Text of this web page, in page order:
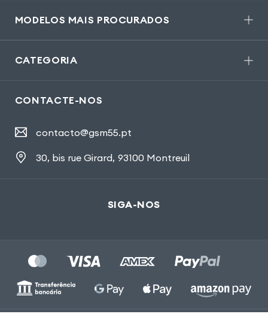
MODELOS MAIS PROCURADOS
CATEGORIA
CONTACTE-NOS
contacto@gsm55.pt
30, bis rue Girard, 93100 Montreuil
SIGA-NOS